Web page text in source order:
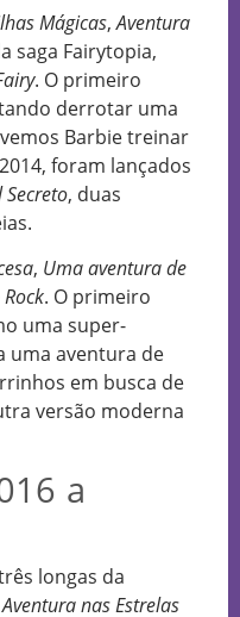
Mágicas,Aventura
saga Fairytopia,
. O primeiro
derrotar uma
Barbie treinar
foram lançados
Secreto, duas
, Uma aventura de
. O primeiro
uma super-
uma aventura de
em busca de
versão moderna
a
longas da
Aventura nas Estrelas